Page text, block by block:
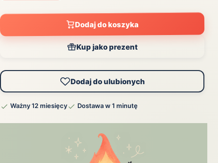
Dodaj do koszyka
Kup jako prezent
Dodaj do ulubionych
Ważny 12 miesięcy Dostawa w 1 minutę